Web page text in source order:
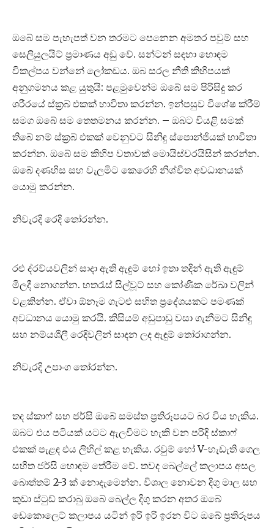
ඔබේ සම පැහැපත් වන තරමට පෙනෙන අමතර පවුම් සහ
සෙලියුලයිට් ප්‍රමාණය අඩු වේ. සන්ටන් සඳහා හොඳම
විකල්පය වන්නේ ලෝකඩය. ඔබ සරල නීති කිහිපයක්
අනුගමනය කළ යුතුයි: පළමුවෙන්ම ඔබේ සම පිරිසිදු කර
ශරීරයේ ස්ක්‍රබ් එකක් භාවිතා කරන්න. ඉන්පසුව විශේෂ ක්රීම්
සමග ඔබේ සම තෙතමනය කරන්න. – ඔබට වියළි සමක්
තිබේ නම් ස්ක්‍රබ් එකක් වෙනුවට සිනිඳු ස්පොන්ජියක් භාවිතා
කරන්න. ඔබේ සම කිහිප වතාවක් මොයිස්චරයිසින් කරන්න.
ඔබේ දණහිස සහ වැලමිට කෙරෙහි නිශ්චිත අවධානයක්
යොමු කරන්න.
නිවැරදි රෙදි තෝරන්න.
රළු ද්රව්යවලින් සාදා ඇති ඇඳුම් හෝ ඉතා තදින් ඇති ඇඳුම්
මිලදී නොගන්න. හතරැස් සිල්වූට් සහ කෝණික රේඛා වලින්
වළකින්න. ඒවා ඕනෑම ගැටළු සහිත ප්‍රදේශයකට පමණක්
අවධානය යොමු කරයි. කිසියම් අඩුපාඩු වසා ගැනීමට සිනිඳු
සහ නම්යශීලී රෙදිවලින් සාදන ලද ඇඳුම් තෝරාගන්න.
නිවැරදි උපාංග තෝරන්න.
තද ස්කාෆ් සහ ජර්සි ඔබේ සමස්ත ප්‍රතිරූපයට බර විය හැකිය.
ඔබට එය පටියක් යටට ඇලවීමට හැකි වන පරිදි ස්කාෆ්
එකක් පැළඳ එය ලිහිල් කළ හැකිය. රවුම් හෝ V-හැඩැති ගෙල
සහිත ජර්සි හොඳම තේරීම වේ. තවද බෙල්ලේ කලාපය අසල
බොත්තම් 2-3 ක් නොදැමෙන්න. විශාල නොවන දිගු මාල සහ
කුඩා ස්ටුඩ් කරාබු ඔබේ බෙල්ල දිගු කරන අතර ඔබේ
ඩෙකොලෙට් කලාපය යටින් ඉරි ඉරි ඉරන විට ඔබේ ප්‍රතිරූපය